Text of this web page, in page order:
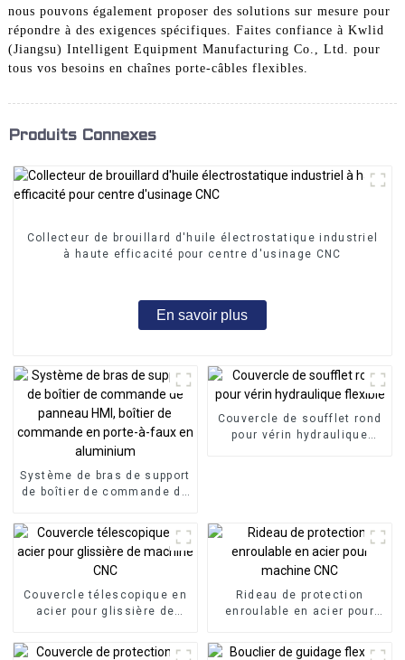
nous pouvons également proposer des solutions sur mesure pour
répondre à des exigences spécifiques. Faites confiance à Kwlid
(Jiangsu) Intelligent Equipment Manufacturing Co., Ltd. pour
tous vos besoins en chaînes porte-câbles flexibles.
Produits Connexes
Collecteur de brouillard d'huile électrostatique industriel
à haute efficacité pour centre d'usinage CNC
En savoir plus
Système de bras de support
de boîtier de commande de
commande en porte-à-faux
en aluminium
Couvercle de soufflet rond
pour vérin hydraulique
Couvercle télescopique en
acier pour glissière de
Rideau de protection
enroulable en acier pour